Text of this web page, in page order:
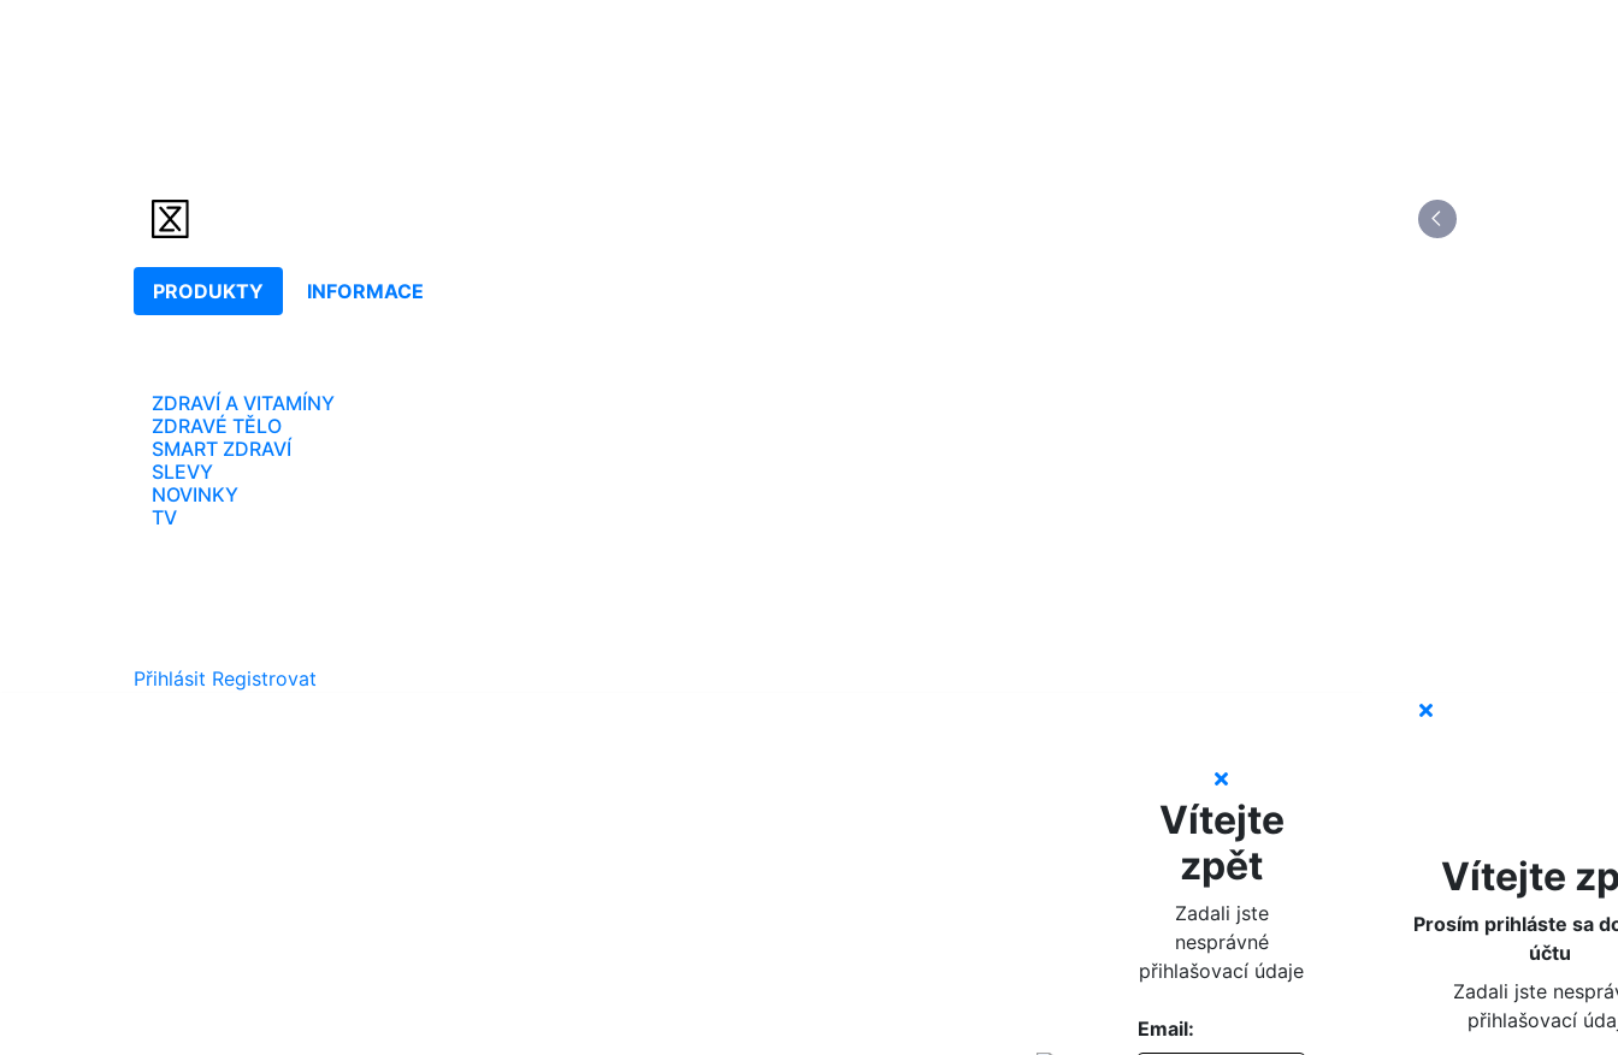
PRODUKTY INFORMACE
ZDRAVÍ A VITAMÍNY
ZDRAVÉ TĚLO
SMART ZDRAVÍ
SLEVY
NOVINKY
TV
Přihlásit Registrovat
Vítejte
zpět
Zadali jste
nesprávné
přihlašovací údaje
Email:
Vítejte
Prosím prihláste sa
účtu
Zadali jste
přihlašovací